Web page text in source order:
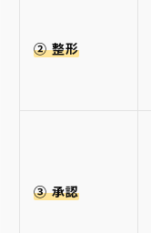
② 整形
③ 承認